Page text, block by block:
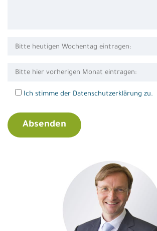
Ich stimme der Datenschutzerklärung zu.